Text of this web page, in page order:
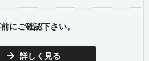
にご確認下さい。
詳しく見る